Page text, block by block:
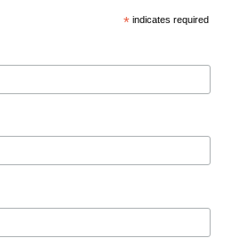
* indicates required